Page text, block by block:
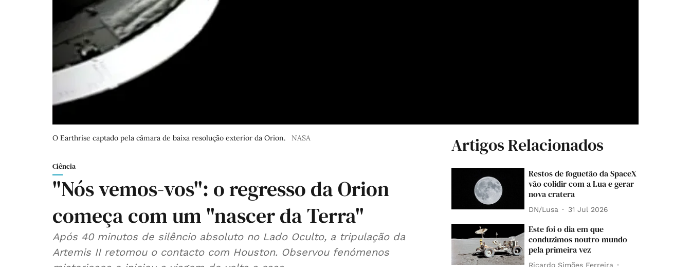
O Earthrise captado pela câmara de baixa resolução exterior da Orion. NASA
Ciência
"Nós vemos-vos": o regresso da Orion
começa com um "nascer da Terra"
Após 40 minutos de silêncio absoluto no Lado Oculto, a tripulação da
Artemis II retomou o contacto com Houston. Observou fenómenos
Artigos Relacionados
Restos de foguetão da SpaceX
vão colidir com a Lua e gerar
nova cratera
DN/Lusa 31 Jul 2026
Este foi o dia em que
conduzimos noutro mundo
pela primeira vez
Ricardo Simões Ferreira